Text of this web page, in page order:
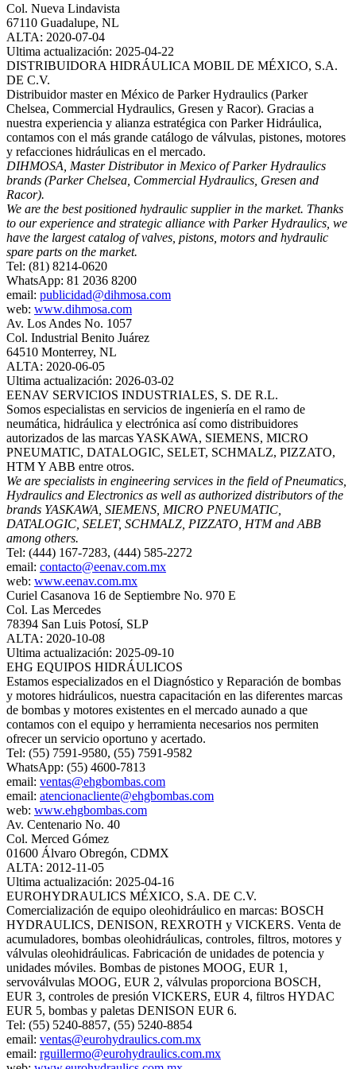
Col. Nueva Lindavista
67110 Guadalupe, NL
ALTA: 2020-07-04
Ultima actualización: 2025-04-22
DISTRIBUIDORA HIDRÁULICA MOBIL DE MÉXICO, S.A.
DE C.V.
Distribuidor master en México de Parker Hydraulics (Parker
Chelsea, Commercial Hydraulics, Gresen y Racor). Gracias a
nuestra experiencia y alianza estratégica con Parker Hidráulica,
contamos con el más grande catálogo de válvulas, pistones, motores
y refacciones hidráulicas en el mercado.
DIHMOSA, Master Distributor in Mexico of Parker Hydraulics
brands (Parker Chelsea, Commercial Hydraulics, Gresen and
Racor).
We are the best positioned hydraulic supplier in the market. Thanks
to our experience and strategic alliance with Parker Hydraulics, we
have the largest catalog of valves, pistons, motors and hydraulic
spare parts on the market.
Tel: (81) 8214-0620
WhatsApp: 81 2036 8200
email: publicidad@dihmosa.com
web: www.dihmosa.com
Av. Los Andes No. 1057
Col. Industrial Benito Juárez
64510 Monterrey, NL
ALTA: 2020-06-05
Ultima actualización: 2026-03-02
EENAV SERVICIOS INDUSTRIALES, S. DE R.L.
Somos especialistas en servicios de ingeniería en el ramo de
neumática, hidráulica y electrónica así como distribuidores
autorizados de las marcas YASKAWA, SIEMENS, MICRO
PNEUMATIC, DATALOGIC, SELET, SCHMALZ, PIZZATO,
HTM Y ABB entre otros.
We are specialists in engineering services in the field of Pneumatics,
Hydraulics and Electronics as well as authorized distributors of the
brands YASKAWA, SIEMENS, MICRO PNEUMATIC,
DATALOGIC, SELET, SCHMALZ, PIZZATO, HTM and ABB
among others.
Tel: (444) 167-7283, (444) 585-2272
email: contacto@eenav.com.mx
web: www.eenav.com.mx
Curiel Casanova 16 de Septiembre No. 970 E
Col. Las Mercedes
78394 San Luis Potosí, SLP
ALTA: 2020-10-08
Ultima actualización: 2025-09-10
EHG EQUIPOS HIDRÁULICOS
Estamos especializados en el Diagnóstico y Reparación de bombas
y motores hidráulicos, nuestra capacitación en las diferentes marcas
de bombas y motores existentes en el mercado aunado a que
contamos con el equipo y herramienta necesarios nos permiten
ofrecer un servicio oportuno y acertado.
Tel: (55) 7591-9580, (55) 7591-9582
WhatsApp: (55) 4600-7813
email: ventas@ehgbombas.com
email: atencionacliente@ehgbombas.com
web: www.ehgbombas.com
Av. Centenario No. 40
Col. Merced Gómez
01600 Álvaro Obregón, CDMX
ALTA: 2012-11-05
Ultima actualización: 2025-04-16
EUROHYDRAULICS MÉXICO, S.A. DE C.V.
Comercialización de equipo oleohidráulico en marcas: BOSCH
HYDRAULICS, DENISON, REXROTH y VICKERS. Venta de
acumuladores, bombas oleohidráulicas, controles, filtros, motores y
válvulas oleohidráulicas. Fabricación de unidades de potencia y
unidades móviles. Bombas de pistones MOOG, EUR 1,
servoválvulas MOOG, EUR 2, válvulas proporciona BOSCH,
EUR 3, controles de presión VICKERS, EUR 4, filtros HYDAC
EUR 5, bombas y paletas DENISON EUR 6.
Tel: (55) 5240-8857, (55) 5240-8854
email: ventas@eurohydraulics.com.mx
email: rguillermo@eurohydraulics.com.mx